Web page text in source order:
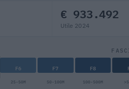
€ 933.492
Utile 2024
F6 F7 F8
25-50M 50-100M 100-500M